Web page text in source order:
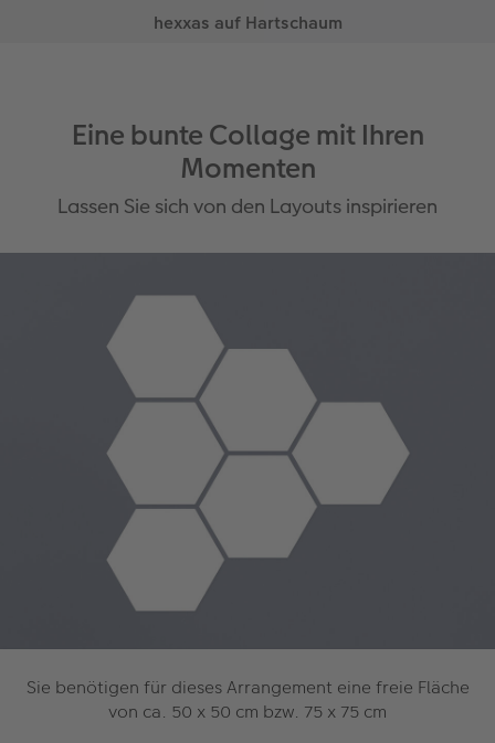
Eine bunte Collage mit Ihren
Momenten
Lassen Sie sich von den Layouts inspirieren
Sie benötigen für dieses Arrangement eine freie Fläche
von ca. 50 x 50 cm bzw. 75 x 75 cm